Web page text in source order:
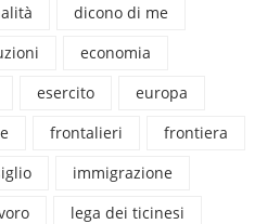
dicono di me
economia
esercito
europa
frontalieri
frontiera
immigrazione
lega dei ticinesi